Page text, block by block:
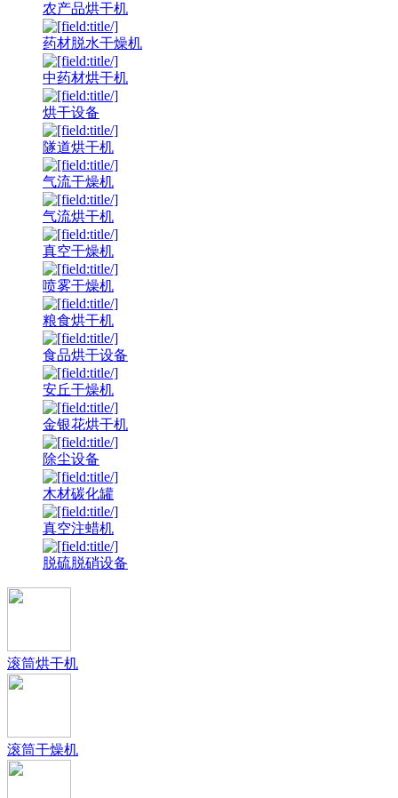
农产品烘干机
药材脱水干燥机
中药材烘干机
烘干设备
隧道烘干机
气流干燥机
气流烘干机
真空干燥机
喷雾干燥机
粮食烘干机
食品烘干设备
安丘干燥机
金银花烘干机
除尘设备
木材碳化罐
真空注蜡机
脱硫脱硝设备
滚筒烘干机
滚筒干燥机